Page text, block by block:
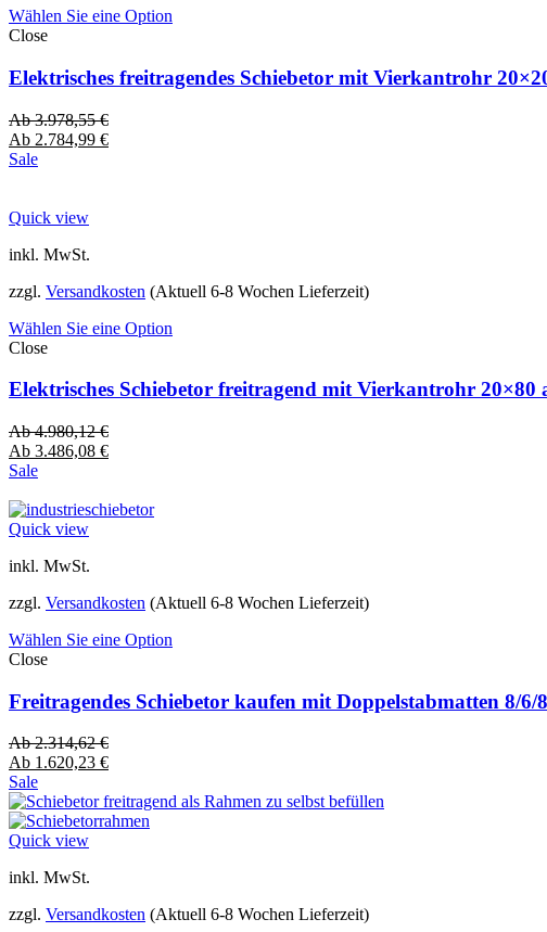
Wählen Sie eine Option
Close
Elektrisches freitragendes Schiebetor mit Vierkantrohr
Ab3.978,55€
Ab 2.784,99 €
Sale
Quick view
inkl. MwSt.
zzgl. Versandkosten (Aktuell 6-8 Wochen Lieferzeit)
Wählen Sie eine Option
Close
Elektrisches Schiebetor freitragend mit Vierkantrohr
Ab4.980,12€
Ab 3.486,08 €
Sale
Quick view
inkl. MwSt.
zzgl. Versandkosten (Aktuell 6-8 Wochen Lieferzeit)
Wählen Sie eine Option
Close
Freitragendes Schiebetor kaufen mit Doppelstabmatten 8/
Ab2.314,62€
Ab 1.620,23 €
Sale
Quick view
inkl. MwSt.
zzgl. Versandkosten (Aktuell 6-8 Wochen Lieferzeit)